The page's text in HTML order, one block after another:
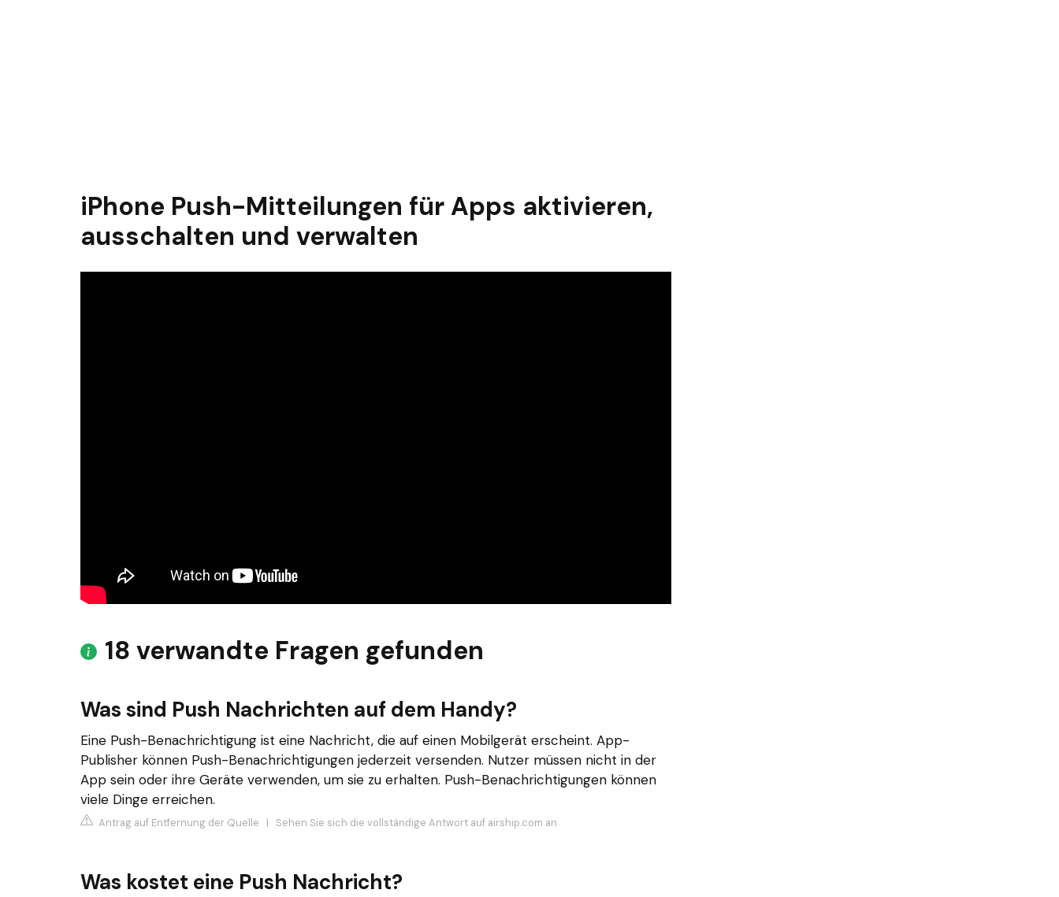
iPhone Push-Mitteilungen für Apps aktivieren,
ausschalten und verwalten
18 verwandte Fragen gefunden
Was sind Push Nachrichten auf dem Handy?
Eine Push-Benachrichtigung ist eine Nachricht, die auf einen Mobilgerät erscheint. App-
Publisher können Push-Benachrichtigungen jederzeit versenden. Nutzer müssen nicht in der
App sein oder ihre Geräte verwenden, um sie zu erhalten. Push-Benachrichtigungen können
viele Dinge erreichen.
Antrag auf Entfernung der Quelle | Sehen Sie sich die vollständige Antwort auf airship.com an
Was kostet eine Push Nachricht?